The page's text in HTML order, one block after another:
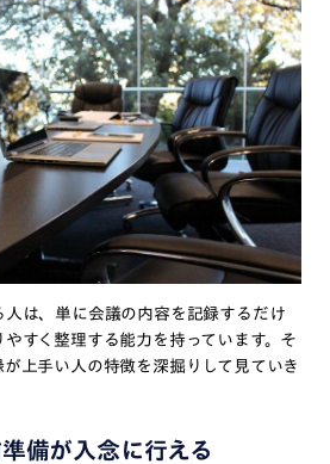
は、単に会議の内容を記録するだけ
すく整理する能力を持っています。そ
上手い人の特徴を深掘りして見ていき
備が入念に行える